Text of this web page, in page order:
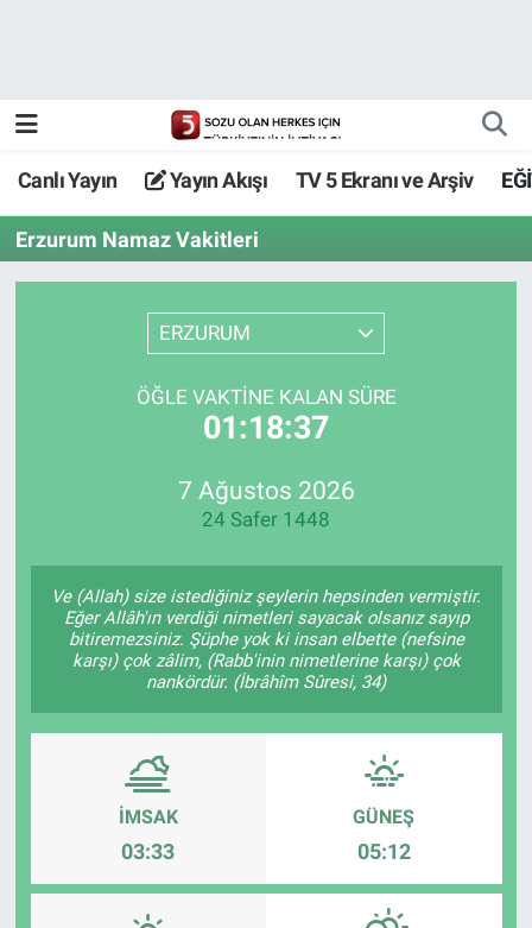
Canlı Yayın Yayın Akışı TV 5 Ekranı ve Arşiv
Erzurum Namaz Vakitleri
ERZURUM
ÖĞLE VAKTİNE KALAN SÜRE
01:18:37
7 Ağustos 2026
24 Safer 1448
Ve (Allah) size istediğiniz şeylerin hepsinden vermiştir.
Eğer Allâh'ın verdiği nimetleri sayacak olsanız sayıp
bitiremezsiniz. Şüphe yok ki insan elbette (nefsine
karşı) çok zâlim, (Rabb'inin nimetlerine karşı) çok
nankördür. (İbrâhîm Sûresi, 34)
İMSAK
03:33
GÜNEŞ
05:12
TV 5 Ekranı ve Arşiv